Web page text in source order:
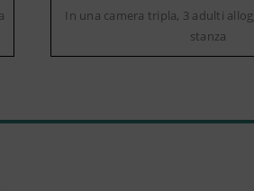
In una camera tripla, 3 adulti
stanza